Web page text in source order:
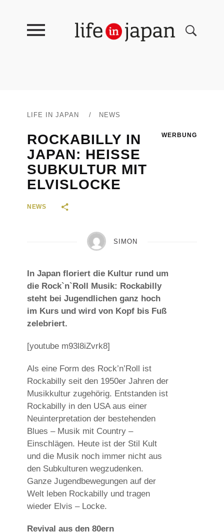
LIFE IN JAPAN / NEWS
ROCKABILLY IN
JAPAN: HEISSE S
UBKULTUR MIT E
LVISLOCKE
WERBUNG
NEWS
SIMON
In Japan floriert die Kultur rund um
die Rock`n`Roll Musik: Rockabilly
steht bei Jugendlichen ganz hoch
im Kurs und wird von Kopf bis Fuß
zelebriert.
[youtube m93l8iZvrk8]
Als eine Form des Rock’n’Roll ist
Rockabilly seit den 1950er Jahren der
Musikkultur zugehörig. Entstanden ist
Rockabilly in den USA aus einer
Neuinterpretation der bestehenden
Blues – Musik mit Country –
Einschlägen. Heute ist der Stil Kult
und die Musik noch immer nicht aus
den Subkulturen wegzudenken.
Ganze Jugendbewegungen auf der
Welt leben Rockabilly und tragen
wieder Elvis – Locke.
Revival aus den 80ern